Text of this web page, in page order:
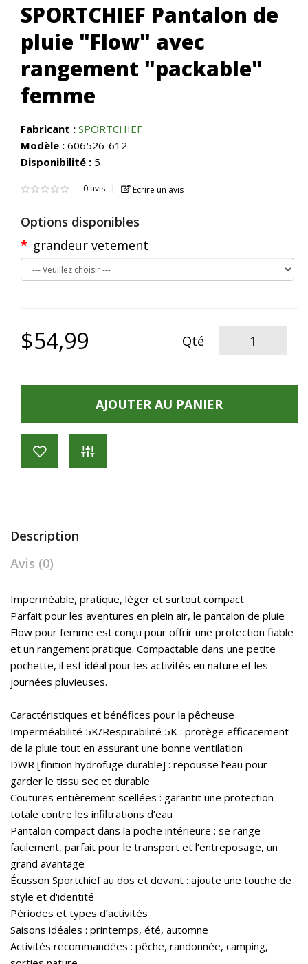
SPORTCHIEF Pantalon de
pluie "Flow" avec
rangement "packable"
femme
Fabricant : SPORTCHIEF
Modèle : 606526-612
Disponibilité : 5
0 avis Écrire un avis
Options disponibles
grandeur vetement
$54,99 Qté
AJOUTER AU PANIER
Description
Avis (0)
Imperméable, pratique, léger et surtout compact
Parfait pour les aventures en plein air, le pantalon de pluie
Flow pour femme est conçu pour offrir une protection fiable
et un rangement pratique. Compactable dans une petite
pochette, il est idéal pour les activités en nature et les
journées pluvieuses.
Caractéristiques et bénéfices pour la pêcheuse
Imperméabilité 5K/Respirabilité 5K : protège efficacement
de la pluie tout en assurant une bonne ventilation
DWR [finition hydrofuge durable] : repousse l’eau pour
garder le tissu sec et durable
Coutures entièrement scellées : garantit une protection
totale contre les infiltrations d’eau
Pantalon compact dans la poche intérieure : se range
facilement, parfait pour le transport et l’entreposage, un
grand avantage
Écusson Sportchief au dos et devant : ajoute une touche de
style et d'identité
Périodes et types d’activités
Saisons idéales : printemps, été, automne
Activités recommandées : pêche, randonnée, camping,